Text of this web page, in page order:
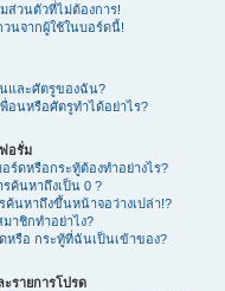
ส่วนตัวที่ไม่ต้องการ!
นจากผู้ใช้ในบอร์ดนี้!
และศัตรูของฉัน?
อนหรือศัตรูทำได้อย่าไร?
อรั่ม
ร์ดหรือกระทู้ต้องทำอย่างไร?
ค้นหาถึงเป็น 0 ?
นหาถึงขึ้นหน้าจอว่างเปล่า!?
าชิกทำอย่าไง?
หรือ กระทู้ที่ฉันเป็นเข้าของ?
รายการโปรด